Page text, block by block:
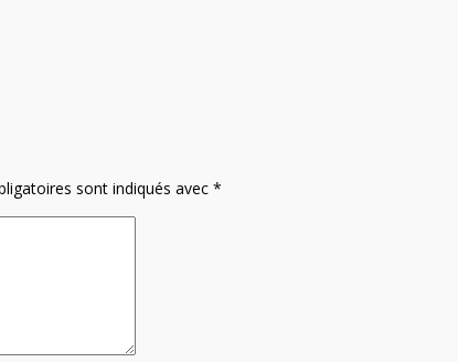
sont indiqués avec *